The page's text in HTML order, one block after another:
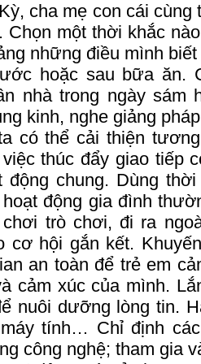
cha mẹ con cái cùng
Chọn một thời khắc
những điều mình
hoặc sau bữa ăn.
nhà trong ngày sám
kinh, nghe giảng
có thể cải thiện
thúc đẩy giao tiếp
động chung. Dùng
động gia đình
trò chơi, đi ra
cơ hội gắn kết.
an toàn để trẻ em
cảm xúc của mình.
nuôi dưỡng lòng tin.
tính… Chỉ định
công nghệ; tham gia